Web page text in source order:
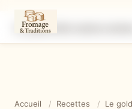
Accueil / Recettes /
Le